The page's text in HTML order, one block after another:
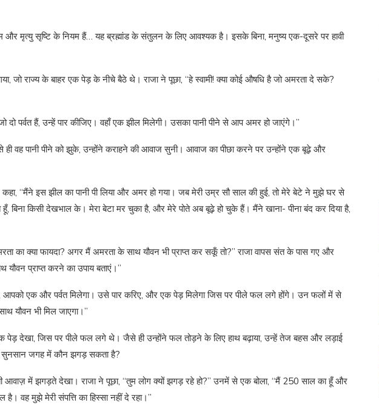
और मृत्यु सृष्टि के नियम हैं… यह ब्रह्मांड के संतुलन के लिए आवश्यक है। इसके बिना, मनुष्य एक-दूसरे पर हावी
जो राज्य के बाहर एक पेड़ के नीचे बैठे थे। राजा ने पूछा, “हे स्वामी! क्या कोई औषधि है जो अमरता दे सके?
पर्वत हैं, उन्हें पार कीजिए। वहाँ एक झील मिलेगी। उसका पानी पीने से आप अमर हो जाएंगे।”
ही वह पानी पीने को झुके, उन्होंने कराहने की आवाज सुनी। आवाज का पीछा करने पर उन्होंने एक बूढ़े और
कहा, “मैंने इस झील का पानी पी लिया और अमर हो गया। जब मेरी उम्र सौ साल की हुई, तो मेरे बेटे ने मुझे घर से
हूँ, बिना किसी देखभाल के। मेरा बेटा मर चुका है, और मेरे पोते अब बूढ़े हो चुके हैं। मैंने खाना- पीना बंद कर दिया है,
का क्या फायदा? अगर मैं अमरता के साथ यौवन भी प्राप्त कर सकूँ तो?” राजा वापस संत के पास गए और
प्राप्त करने का उपाय बताएं।”
आपको एक और पर्वत मिलेगा। उसे पार करिए, और एक पेड़ मिलेगा जिस पर पीले फल लगे होंगे। उन फलों में से
यौवन भी मिल जाएगा।”
पेड़ देखा, जिस पर पीले फल लगे थे। जैसे ही उन्होंने फल तोड़ने के लिए हाथ बढ़ाया, उन्हें तेज बहस और लड़ाई
सुनसान जगह में कौन झगड़ सकता है?
आवाज़ में झगड़ते देखा। राजा ने पूछा, “तुम लोग क्यों झगड़ रहे हो?” उनमें से एक बोला, “मैं 250 साल का हूँ और
वह मुझे मेरी संपत्ति का हिस्सा नहीं दे रहा।”